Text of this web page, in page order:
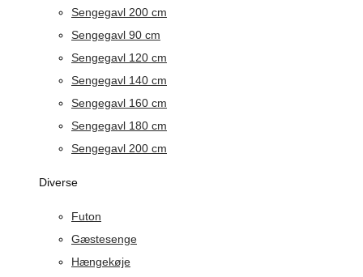
Sengegavl 200 cm
Sengegavl 90 cm
Sengegavl 120 cm
Sengegavl 140 cm
Sengegavl 160 cm
Sengegavl 180 cm
Sengegavl 200 cm
Diverse
Futon
Gæstesenge
Hængekøje